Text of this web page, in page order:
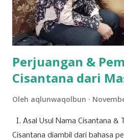
juara cuman aku ingin terus
karya Aku di dunia seni musik
diwawancara Kamis (9/4/2026).
Perjuangan &
Cisantana dari
Oleh aqlunwaqolbun
I. Asal Usul Nama Cisantana &
Cisantana diambil dari bahasa